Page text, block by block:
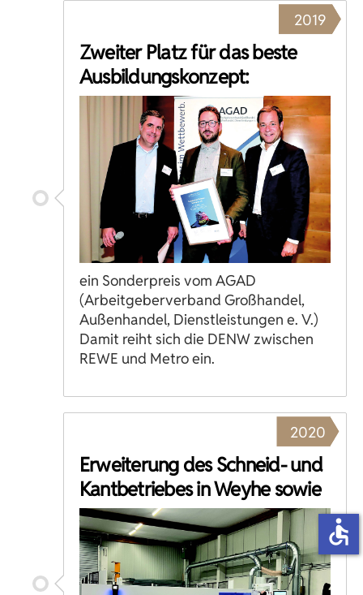
2019
Zweiter Platz für das beste
Ausbildungskonzept:
ein Sonderpreis vom AGAD
(Arbeitgeberverband Großhandel,
Außenhandel, Dienstleistungen e. V.)
Damit reiht sich die DENW zwischen
REWE und Metro ein.
2020
Erweiterung des Schneid- und
Kantbetriebes in Weyhe sowie
accessible